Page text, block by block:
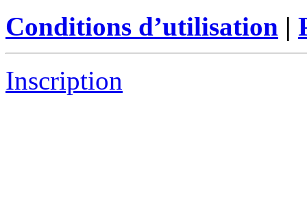
Conditions d’utilisation |
Inscription